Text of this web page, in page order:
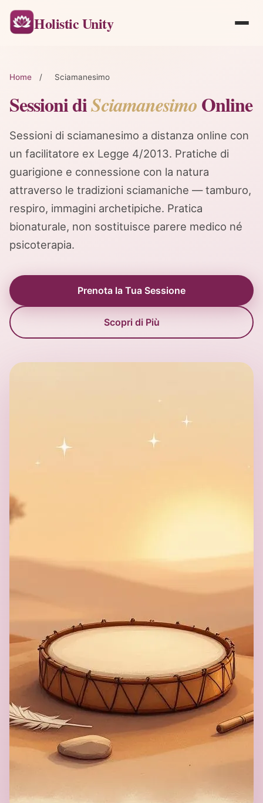
Holistic Unity
Home / Sciamanesimo
Sessioni diSciamanesimo Online
Sessioni di sciamanesimo a distanza online con
un facilitatore ex Legge 4/2013. Pratiche di
guarigione e connessione con la natura
attraverso le tradizioni sciamaniche — tamburo,
respiro, immagini archetipiche. Pratica
bionaturale, non sostituisce parere medico né
psicoterapia.
Prenota la Tua Sessione
Scopri di Più